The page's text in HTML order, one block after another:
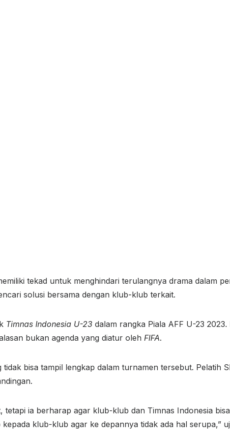
tekad untuk menghindari terulangnya drama dalam
solusi bersama dengan klub-klub terkait.
Timnas Indonesia U-23 dalam rangka Piala AFF U-23 2023.
bukan agenda yang diatur oleh FIFA.
bisa tampil lengkap dalam turnamen tersebut. Pelatih
ia berharap agar klub-klub dan Timnas Indonesia
klub-klub agar ke depannya tidak ada hal serupa,”